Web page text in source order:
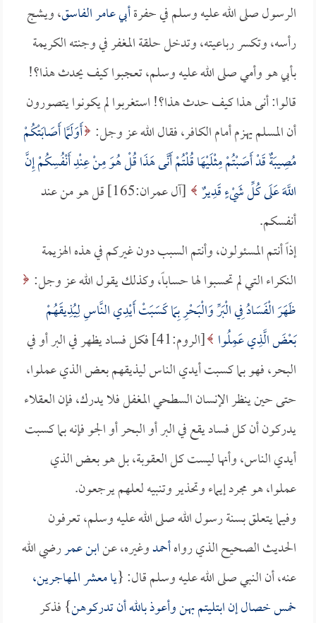
الرسول صلى الله عليه وسلم في حفرةأبي عامر الفاسق، ويشج
رأسه، وتكسر رباعيته، وتدخل حلقة المغفر في وجنته الكريمة
بأبي هو وأمي صلى الله عليه وسلم، تعجبوا كيف يحدث هذا؟!
قالوا: أنى هذا كيف حدث هذا؟! استغربوا لم يكونوا يتصورون
أن المسلم يهزم أمام الكافر، فقال الله عز وجل: أَوَلَمَّا أَصَابَتْكُمْ
مُصِيبَةٌ قَدْ أَصَبْتُمْ مِثْلَيْهَا قُلْتُمْ أَنَّى هَذَا قُلْ هُوَ مِنْ عِنْدِ أَنْفُسِكُمْ إِنَّ
اللَّهَ عَلَى كُلِّ شَيْءٍ قَدِيرٌ
[آل عمران:165] قل هو من عند
أنفسكم.
إذاً أنتم المسئولون، وأنتم السبب دون غيركم في هذه الهزيمة
النكراء التي لم تحسبوا لها حساباً، وكذلك يقول الله عز وجل:
ظَهَرَ الْفَسَادُ فِي الْبَرِّ وَالْبَحْرِ بِمَا كَسَبَتْ أَيْدِي النَّاسِ لِيُذِيقَهُمْ
بَعْضَ الَّذِي عَمِلُوا
[الروم:41] فكل فساد يظهر في البر أو في
البحر، فهو بما كسبت أيدي الناس ليذيقهم بعض الذي عملوا،
حتى حين ينظر الإنسان السطحي المغفل فلا يدرك، فإن العقلاء
يدركون أن كل فساد يقع في البر أو البحر أو الجو فإنه بما كسبت
أيدي الناس، وأنها ليست كل العقوبة، بل هو بعض الذي
عملوا، هو مجرد إيماء وتحذير وتنبيه لعلهم يرجعون.
وفيما يتعلق بسنة رسول الله صلى الله عليه وسلم، تعرفون
الحديث الصحيح الذي رواهأحمدوغيره، عنابن عمررضي الله
عنه، أن النبي صلى الله عليه وسلم قال: {يا معشر المهاجرين،
خمس خصال إن ابتليتم بهن وأعوذ بالله أن تدركوهن} فذكر